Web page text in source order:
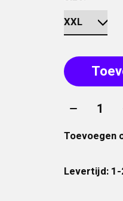
Aantal:
Toevoegen
Levertijd: